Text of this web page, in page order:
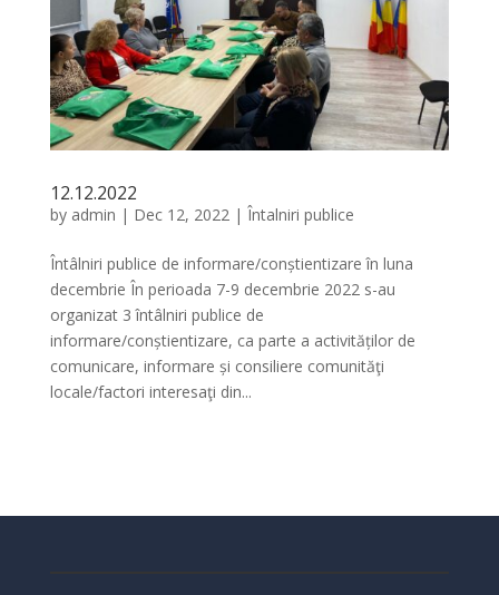
12.12.2022
by admin | Dec 12, 2022| Întalniri publice
Întâlniri publice de informare/conștientizare în luna
decembrie În perioada 7-9 decembrie 2022 s-au
organizat 3 întâlniri publice de
informare/conștientizare, ca parte a activităților de
comunicare, informare și consiliere comunităţi
locale/factori interesaţi din...